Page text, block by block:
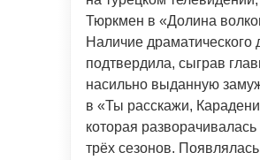
Тюркмен в «Долина
Наличие драматического
подтвердила, сыграв
насильно выданную
в «Ты расскажи,
которая
трёх сезонов.